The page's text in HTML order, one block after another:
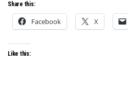
Share this:
Facebook X
Like this: